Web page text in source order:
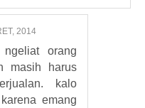
2014
orang
masih harus
kalo
emang